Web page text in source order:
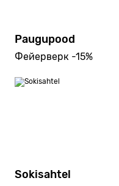
Paugupood
Фейерверк -15%
Sokisahtel